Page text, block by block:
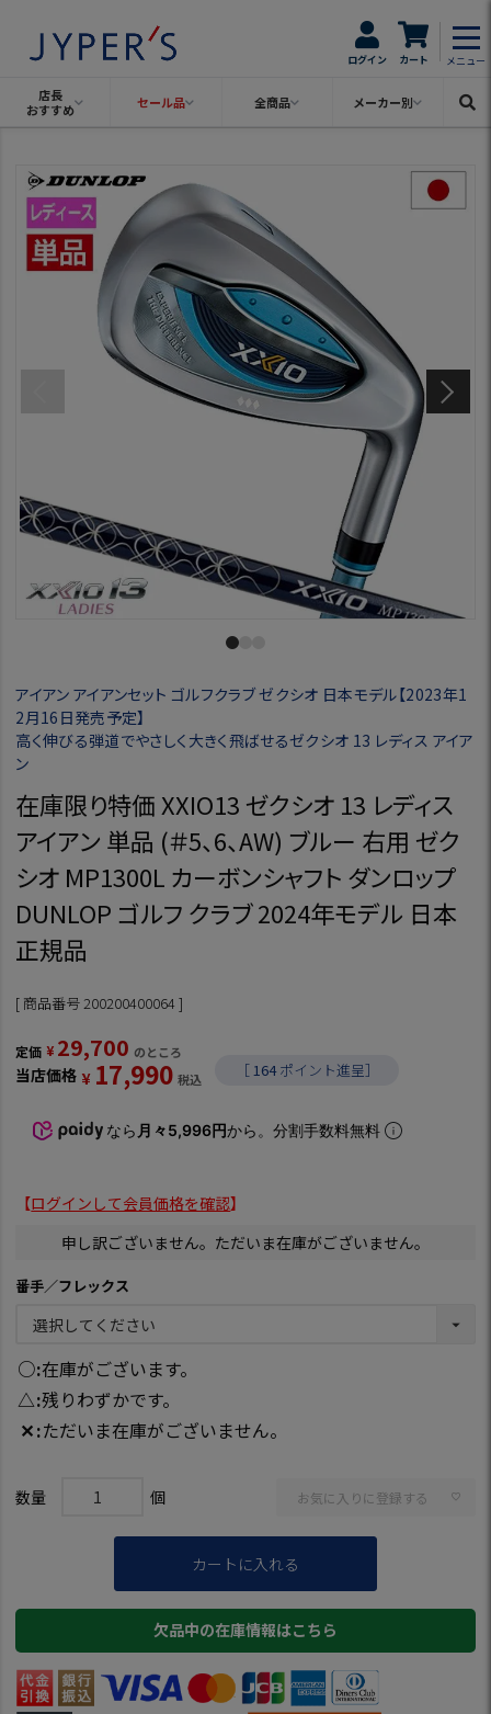
ログイン カート メニュー
店長
おすすめ
セール品 全商品 メーカー別
アイアン アイアンセット ゴルフクラブ ゼクシオ 日本モデル【2023年1
2月16日発売予定】
高く伸びる弾道でやさしく大きく飛ばせるゼクシオ 13 レディス アイア
ン
在庫限り特価 XXIO13 ゼクシオ 13 レディス
アイアン 単品 (＃5、6、AW) ブルー 右用 ゼク
シオ MP1300L カーボンシャフト ダンロップ
DUNLOP ゴルフ クラブ 2024年モデル 日本
正規品
商品番号 200200400064
定価 ¥ 29,700 のところ
当店価格 ¥ 17,990 税込 ［164 ポイント進呈］
なら 月々5,996円から。分割手数料無料
【ログインして会員価格を確認】
申し訳ございません。ただいま在庫がございません。
番手／フレックス
○ 在庫がございます。
△ 残りわずかです。
✕ ただいま在庫がございません。
お気に入りに登録する
カートに入れる
欠品中の在庫情報はこちら